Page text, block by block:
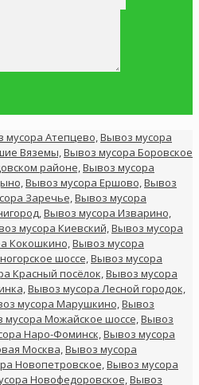
мусора Атепцево,Вывоз мусора
Вяземы,Вывоз мусора Боровское
районе,Вывоз мусора
Вывоз мусора Ершово,Вывоз
Заречье,Вывоз мусора
Вывоз мусора Изварино,
мусора Киевский,Вывоз мусора
Кокошкино,Вывоз мусора
шоссе,Вывоз мусора
Красный посёлок,Вывоз мусора
Вывоз мусора Лесной городок,
мусора Марушкино,Вывоз
мусора Можайское шоссе,Вывоз
Наро-Фоминск,Вывоз мусора
Москва,Вывоз мусора
Новопетровское,Вывоз мусора
Новофедоровское,Вывоз